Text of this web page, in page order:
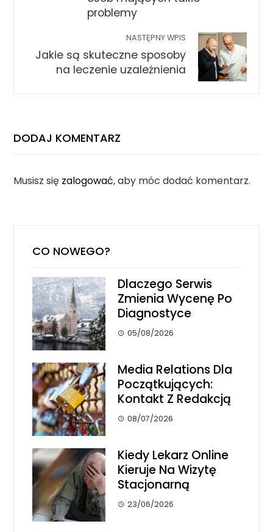
problemy
NASTĘPNY WPIS
Jakie są skuteczne sposoby
na leczenie uzależnienia
DODAJ KOMENTARZ
Musisz się zalogować, aby móc dodać komentarz.
CO NOWEGO?
Dlaczego Serwis
Zmienia Wycenę Po
Diagnostyce
05/08/2026
Media Relations Dla
Początkujących:
Kontakt Z Redakcją
08/07/2026
Kiedy Lekarz Online
Kieruje Na Wizytę
Stacjonarną
23/06/2026